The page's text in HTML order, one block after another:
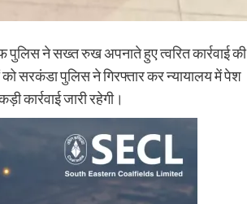
ने सख्त रुख अपनाते हुए त्वरित कार्रवाई की
सरकंडा पुलिस ने गिरफ्तार कर न्यायालय में पेश
कार्रवाई जारी रहेगी।